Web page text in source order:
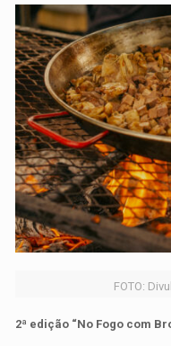
FOTO:
2ª edição “No Fogo com